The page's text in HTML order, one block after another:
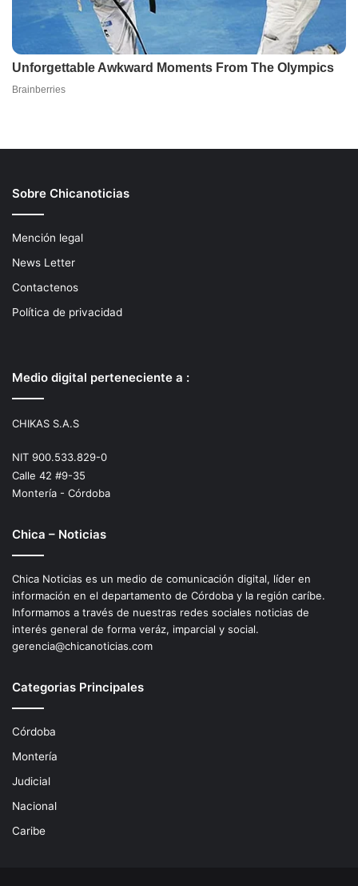
Sobre Chicanoticias
Mención legal
News Letter
Contactenos
Política de privacidad
Medio digital perteneciente a :
CHIKAS S.A.S
NIT 900.533.829-0
Calle 42 #9-35
Montería - Córdoba
Chica – Noticias
Chica Noticias es un medio de comunicación digital, líder en
información en el departamento de Córdoba y la región caríbe.
Informamos a través de nuestras redes sociales noticias de
interés general de forma veráz, imparcial y social.
gerencia@chicanoticias.com
Categorias Principales
Córdoba
Montería
Judicial
Nacional
Caribe